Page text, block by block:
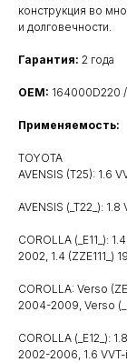
конструкция во
и долговечности.
Гарантия: 2 года
OEM: 164000D220 /
Применяемость:
TOYOTA
AVENSIS (T25): 1.6
AVENSIS (_T22_):
COROLLA (_E11_):
2002, 1.4 (ZZE111_)
COROLLA: Verso
2004-2009, Verso
COROLLA (_E12_):
2002-2006, 1.6